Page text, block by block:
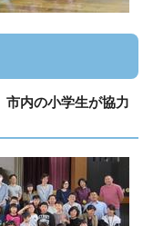
市内の小学生が協力